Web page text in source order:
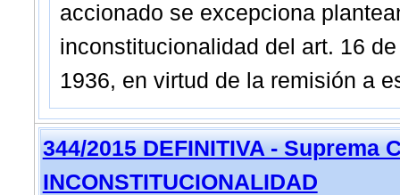
accionado se excepciona
inconstitucionalidad del art. 16
1936, en virtud de la remisión a
344/2015 DEFINITIVA - Suprema
INCONSTITUCIONALIDAD